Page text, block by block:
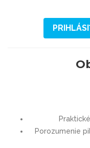
Porozumenie